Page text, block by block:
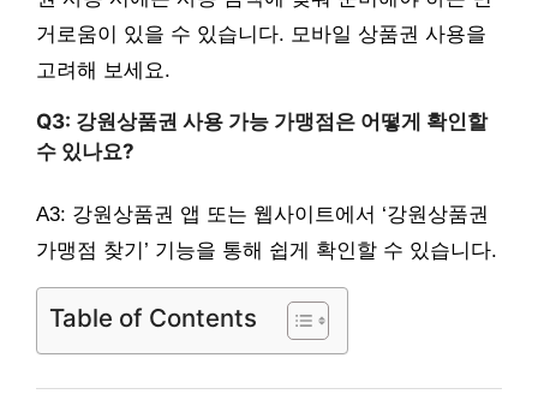
거로움이 있을 수 있습니다. 모바일 상품권 사용을
고려해 보세요.
Q3: 강원상품권 사용 가능 가맹점은 어떻게 확인할
수 있나요?
A3: 강원상품권 앱 또는 웹사이트에서 ‘강원상품권
가맹점 찾기’ 기능을 통해 쉽게 확인할 수 있습니다.
Table of Contents